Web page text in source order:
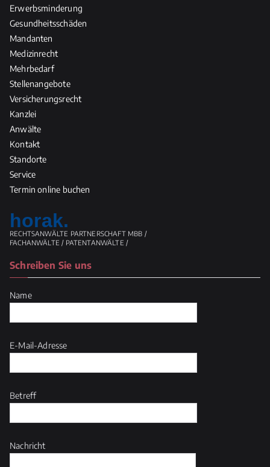
Erwerbsminderung
Gesundheitsschäden
Mandanten
Medizinrecht
Mehrbedarf
Stellenangebote
Versicherungsrecht
Kanzlei
Anwälte
Kontakt
Standorte
Service
Termin online buchen
horak.
RECHTSANWÄLTE PARTNERSCHAFT MBB /
FACHANWÄLTE / PATENTANWÄLTE /
Schreiben Sie uns
Name
E-Mail-Adresse
Betreff
Nachricht